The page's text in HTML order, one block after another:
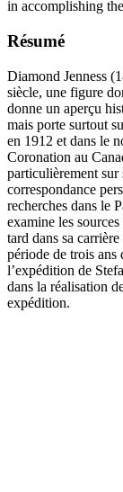
in accomplishing
Résumé
Diamond Jenness
siècle, une figure
donne un aperçu
mais porte surtout
en 1912 et dans le
Coronation au
particulièrement sur
correspondance
recherches dans le
examine les
tard dans sa
période de trois ans
l’expédition de
dans la réalisation
expédition.